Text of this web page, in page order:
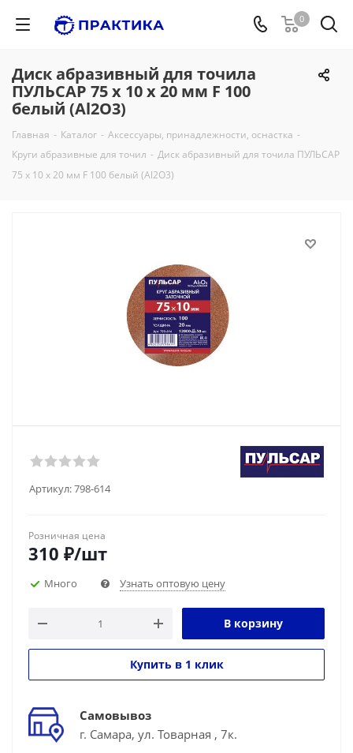
0
Диск абразивный для точила
ПУЛЬСАР 75 х 10 х 20 мм F 100
белый (Al2O3)
Главная - Каталог - Аксессуары, принадлежности, оснастка -
Круги абразивные для точил - Диск абразивный для точила ПУЛЬСАР
75 х 10 х 20 мм F 100 белый (Al2O3)
Артикул:798-614
Розничная цена
310 ₽/шт
Много Узнать оптовую цену
В корзину
Купить в 1 клик
Самовывоз
г. Самара, ул. Товарная , 7к.